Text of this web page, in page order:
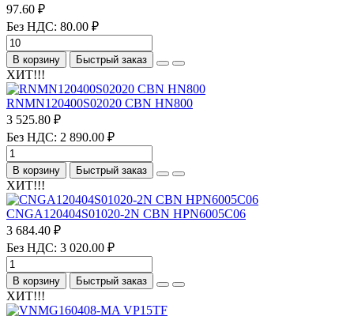
97.60 ₽
Без НДС: 80.00 ₽
В корзину Быстрый заказ
ХИТ!!!
RNMN120400S02020 CBN HN800
3 525.80 ₽
Без НДС: 2 890.00 ₽
В корзину Быстрый заказ
ХИТ!!!
CNGA120404S01020-2N CBN HPN6005C06
3 684.40 ₽
Без НДС: 3 020.00 ₽
В корзину Быстрый заказ
ХИТ!!!